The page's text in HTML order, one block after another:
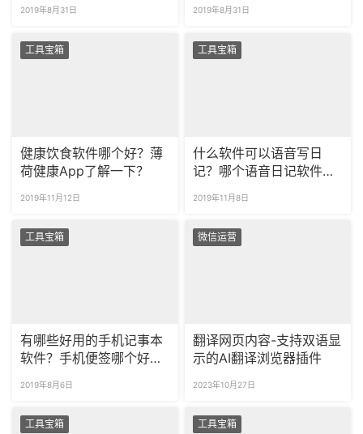
2019年8月31日 2019年8月31日
工具宝箱
健康饮食软件哪个好？薄
荷健康App了解一下？
2019年11月12日
工具宝箱
什么软件可以语音写日
记？哪个语音日记软件好
2019年11月8日
工具宝箱
有哪些好用的手机记事本
软件？手机便签哪个好
2019年8月6日
微信运营
翻译网页内容-支持双语显
示的AI翻译浏览器插件
2023年10月27日
工具宝箱 工具宝箱